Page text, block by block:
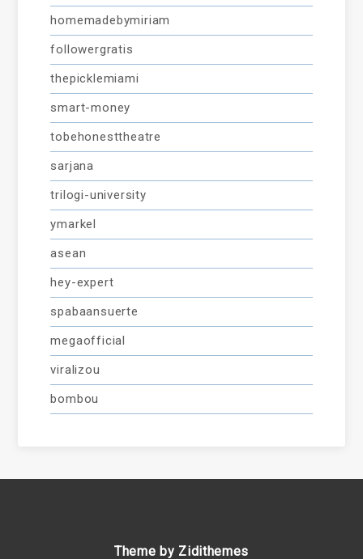
homemadebymiriam
followergratis
thepicklemiami
smart-money
tobehonesttheatre
sarjana
trilogi-university
ymarkel
asean
hey-expert
spabaansuerte
megaofficial
viralizou
bombou
Theme by Zidithemes